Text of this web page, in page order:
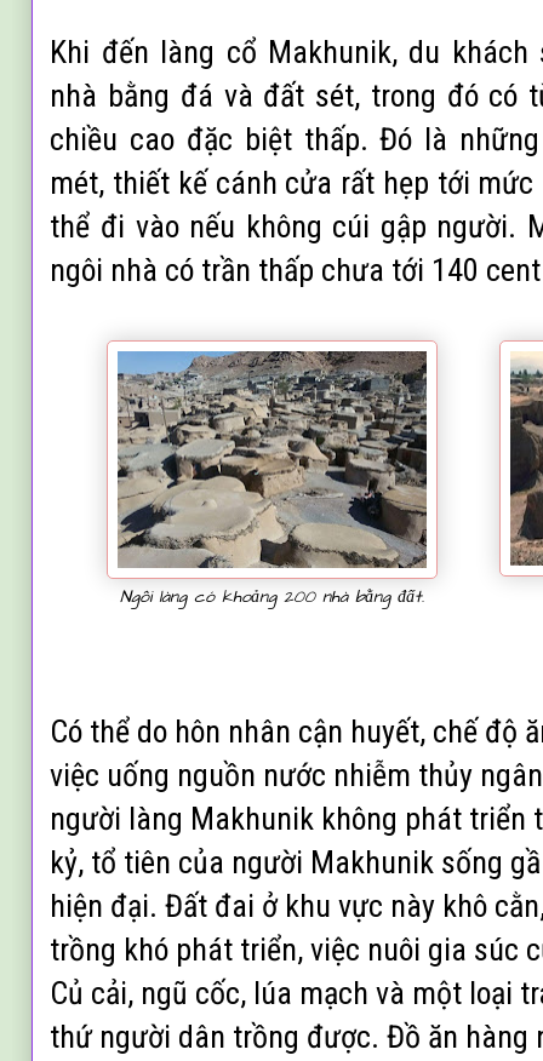
Khi đến làng cổ Makhunik, du khách
nhà bằng đá và đất sét, trong đó có
chiều cao đặc biệt thấp. Đó là
mét, thiết kế cánh cửa rất hẹp tới
thể đi vào nếu không cúi gập người.
ngôi nhà có trần thấp chưa tới 140
Ngôi làng có khoảng 200 nhà bằng đất.
Có thể do hôn nhân cận huyết, chế độ
việc uống nguồn nước nhiễm thủy
người làng Makhunik không phát triển
kỷ, tổ tiên của người Makhunik sống
hiện đại. Đất đai ở khu vực này khô
trồng khó phát triển, việc nuôi gia súc
Củ cải, ngũ cốc, lúa mạch và một loại
thứ người dân trồng được. Đồ ăn hàng